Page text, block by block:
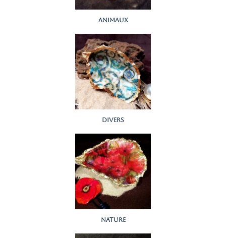
animaux
divers
nature